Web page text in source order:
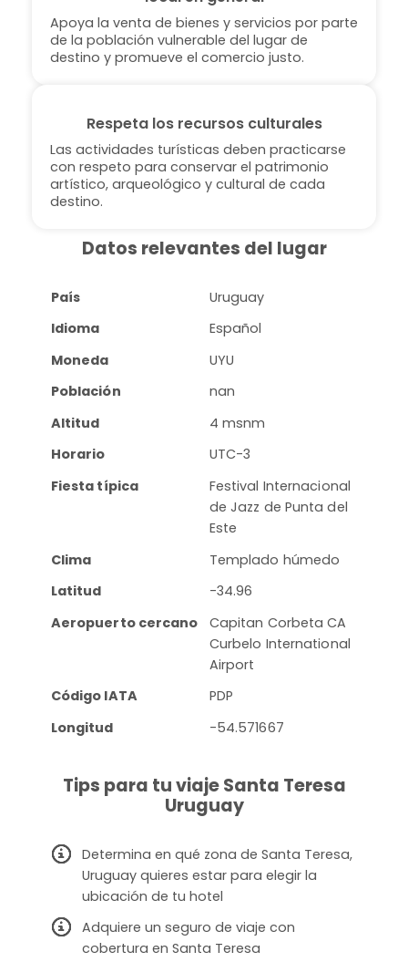
Apoya la venta de bienes y servicios por parte
de la población vulnerable del lugar de
destino y promueve el comercio justo.
Respeta los recursos culturales
Las actividades turísticas deben practicarse
con respeto para conservar el patrimonio
artístico, arqueológico y cultural de cada
destino.
Datos relevantes del lugar
País
Uruguay
Idioma
Español
Moneda
UYU
Población
nan
Altitud
4 msnm
Horario
UTC-3
Fiesta típica
Festival Internacional
de Jazz de Punta del
Este
Clima
Templado húmedo
Latitud
-34.96
Aeropuerto cercano
Capitan Corbeta CA
Curbelo International
Airport
Código IATA
PDP
Longitud
-54.571667
Tips para tu viaje Santa Teresa
Uruguay
Determina en qué zona de Santa Teresa,
Uruguay quieres estar para elegir la
ubicación de tu hotel
Adquiere un seguro de viaje con
cobertura en Santa Teresa